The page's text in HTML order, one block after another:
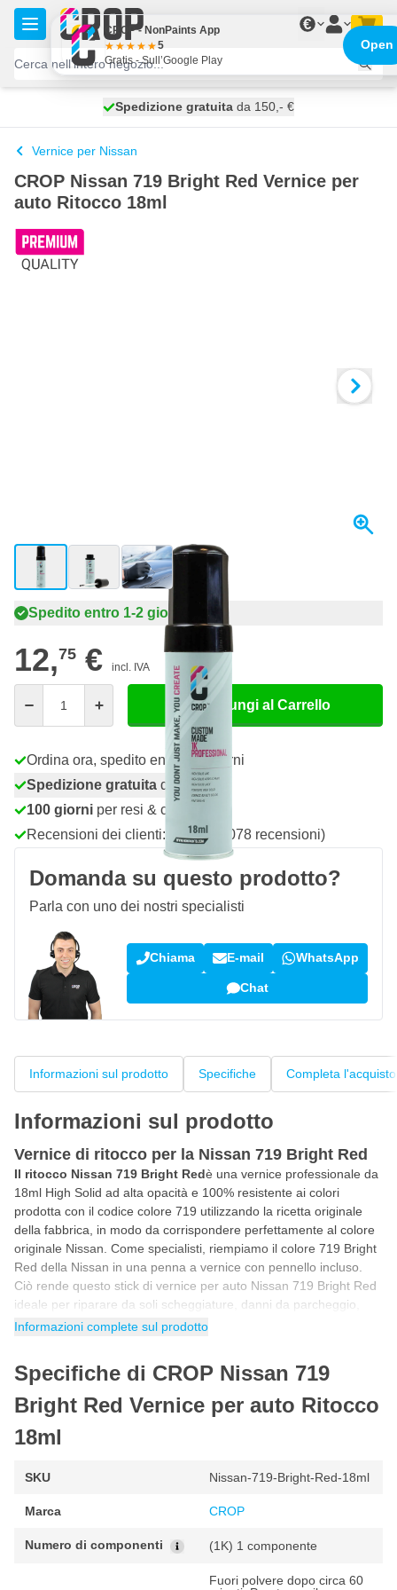
Salta al contenuto
€
spedito domani
Spedizione gratuita da 150,- €
100 giorni
Vernice per Nissan
CROP Nissan 719 Bright Red Vernice per
auto Ritocco 18ml
View larger imageView larger imageView larger image
Spedito entro 1-2 giorni
12,75 € incl. IVA
Aggiungi al Carrello
Ordina ora, spedito entro 1-2 giorni
Spedizione gratuita da 150,- €
100 giorni per resi & cambi
Recensioni dei clienti:
4,58/5 (7.078 recensioni)
Domanda su questo prodotto?
Parla con uno dei nostri specialisti
Chiama E-mail WhatsApp
Chat
Informazioni sul prodotto Specifiche Completa l'acquisto
Informazioni sul prodotto
Vernice di ritocco per la Nissan 719 Bright Red
Il ritocco Nissan 719 Bright Redè una vernice professionale da
18ml High Solid ad alta opacità e 100% resistente ai colori
prodotta con il codice colore 719 utilizzando la ricetta originale
della fabbrica, in modo da corrispondere perfettamente al colore
originale Nissan. Come specialisti, riempiamo il colore 719 Bright
Red della Nissan in una penna a vernice con pennello incluso.
Ciò rende questo stick di vernice per auto Nissan 719 Bright Red
ideale per riparare da soli scheggiature, danni da parcheggio,
graffi e altri piccoli danni alla vernice dell'auto.
Red
Puoi ritoccare la vernice per auto Nissan 719 in 5 semplici
passaggi. Seguendo il programma passo passo riportato di
seguito avrai la certezza di utilizzare correttamente il colore
Agitare il barattolo di vernice per auto prima dell'uso in modo
che tutti i pigmenti della vernice siano ben miscelati.
per controllare il colore.
sottili. Lasciare asciugare la vernice tra uno strato e l'altro.
Informazioni complete sul prodotto
Specifiche di CROP Nissan 719
Bright Red Vernice per auto Ritocco
18ml
SKU Nissan-719-Bright-Red-18ml
Marca CROP
Numero di componenti (1K) 1 componente
Fuori polvere dopo circa 60
CROP - NonPaints App
5
Gratis - Sull’Google Play
Open